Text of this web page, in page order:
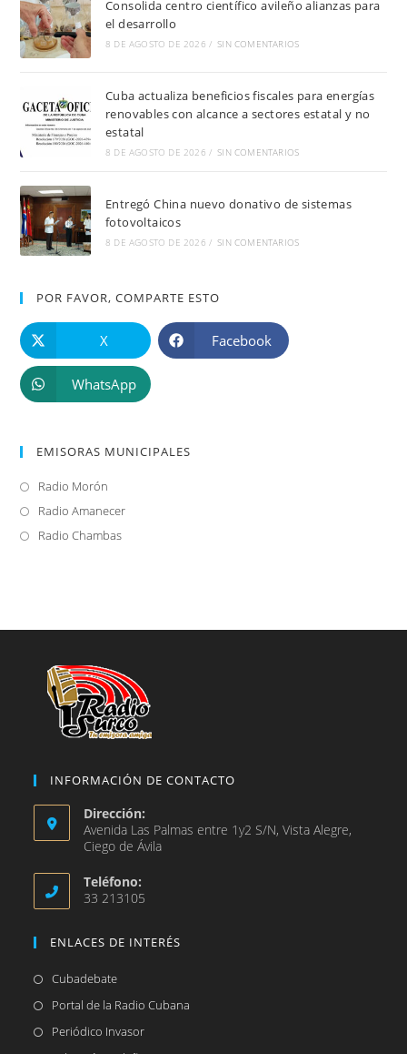
Consolida centro científico avileño alianzas para
el desarrollo
8 DE AGOSTO DE 2026 / SIN COMENTARIOS
Cuba actualiza beneficios fiscales para energías
renovables con alcance a sectores estatal y no
estatal
8 DE AGOSTO DE 2026 / SIN COMENTARIOS
Entregó China nuevo donativo de sistemas
fotovoltaicos
8 DE AGOSTO DE 2026 / SIN COMENTARIOS
POR FAVOR, COMPARTE ESTO
X Facebook
WhatsApp
EMISORAS MUNICIPALES
Radio Morón
abre
en
Radio AmanecerSe
Radio ChambasSe
nueva
INFORMACIÓN DE CONTACTO
Dirección:
Avenida Las Palmas entre 1y2 S/N, Vista Alegre,
Ciego de Ávila
Teléfono:
33 213105
ENLACES DE INTERÉS
CubadebateSe
abre
Portal de la Radio Cubana
Periódico InvasorSe